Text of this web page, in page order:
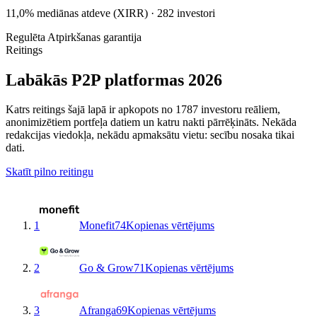
11,0% mediānas atdeve (XIRR) · 282 investori
Regulēta Atpirkšanas garantija
Reitings
Labākās P2P platformas 2026
Katrs reitings šajā lapā ir apkopots no 1787 investoru reāliem,
anonimizētiem portfeļa datiem un katru nakti pārrēķināts. Nekāda
redakcijas viedokļa, nekādu apmaksātu vietu: secību nosaka tikai
dati.
Skatīt pilno reitingu
1 Monefit74Kopienas vērtējums
2 Go & Grow71Kopienas vērtējums
3 Afranga69Kopienas vērtējums